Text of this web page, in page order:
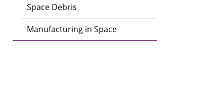
Space Debris
Manufacturing in Space